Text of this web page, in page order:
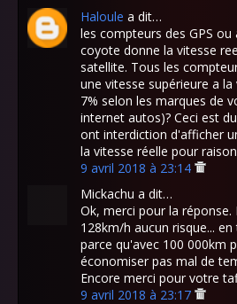
Haloule a dit…
les compteurs des GPS ou
coyote donne la vitesse
satellite. Tous les
une vitesse supérieure a
7% selon les marques de
internet autos)? Ceci est
ont interdiction d'afficher
la vitesse réelle pour
9 avril 2018 à 23:14
Mickachu a dit…
Ok, merci pour la
128km/h aucun risque...
parce qu'avec 100 000km
économiser pas mal de
Encore merci pour votre
9 avril 2018 à 23:17